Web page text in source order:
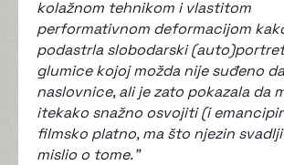
kolažnom tehnikom i vlastitom
performativnom deformacijom
podastrla slobodarski
glumice kojoj možda nije suđeno
naslovnice, ali je zato pokazala da
itekako snažno osvojiti (i
filmsko platno, ma što njezin
mislio o tome.”